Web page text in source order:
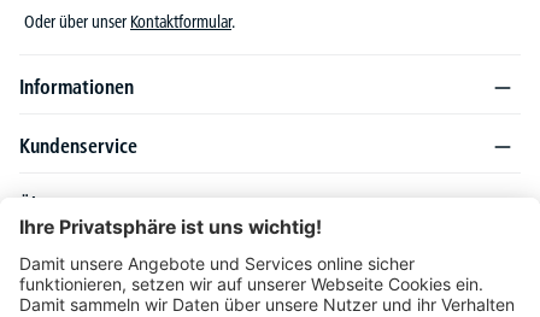
Oder über unser Kontaktformular.
Informationen
Kundenservice
Über DELTA-V
Produktsortiment